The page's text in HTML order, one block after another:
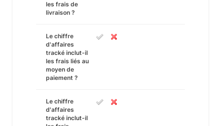
les frais de
livraison ?
Le chiffre
d'affaires
tracké inclut-il
les frais liés au
moyen de
paiement ?
Le chiffre
d'affaires
tracké inclut-il